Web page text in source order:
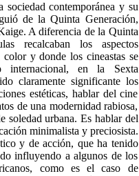
sociedad contemporánea y su
de la Quinta Generación,
A diferencia de la Quinta
recalcaban los aspectos
y donde los cineastas se
internacional, en la Sexta
claramente significante los
estéticas, hablar del cine
de una modernidad rabiosa,
soledad urbana. Es hablar del
minimalista y preciosista.
y de acción, que ha tenido
influyendo a algunos de los
como es el caso de